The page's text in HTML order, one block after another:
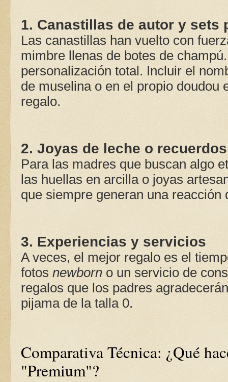
1. Canastillas de autor y sets
Las canastillas han vuelto con
mimbre llenas de botes de
personalización total. Incluir el
de muselina o en el propio doudou
regalo.
2. Joyas de leche o
Para las madres que buscan algo
las huellas en arcilla o joyas
que siempre generan una reacción
3. Experiencias y servicios
A veces, el mejor regalo es el
fotos newborn o un servicio de
regalos que los padres
pijama de la talla 0.
Comparativa Técnica: ¿Qué
"Premium"?